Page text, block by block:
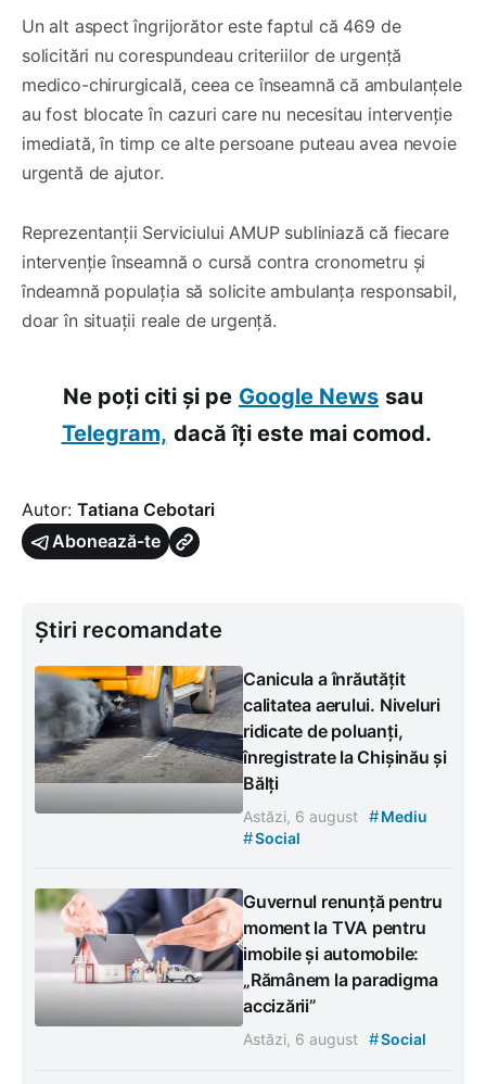
Un alt aspect îngrijorător este faptul că 469 de
solicitări nu corespundeau criteriilor de urgență
medico-chirurgicală, ceea ce înseamnă că ambulanțele
au fost blocate în cazuri care nu necesitau intervenție
imediată, în timp ce alte persoane puteau avea nevoie
urgentă de ajutor.
Reprezentanții Serviciului AMUP subliniază că fiecare
intervenție înseamnă o cursă contra cronometru și
îndeamnă populația să solicite ambulanța responsabil,
doar în situații reale de urgență.
Ne poți citi și pe Google News sau
Telegram, dacă îți este mai comod.
Autor: Tatiana Cebotari
Abonează-te
Știri recomandate
Canicula a înrăutățit
calitatea aerului. Niveluri
ridicate de poluanți,
înregistrate la Chișinău și
Bălți
Astăzi, 6 august #Mediu
#Social
Guvernul renunță pentru
moment la TVA pentru
imobile și automobile:
„Rămânem la paradigma
accizării”
Astăzi, 6 august #Social